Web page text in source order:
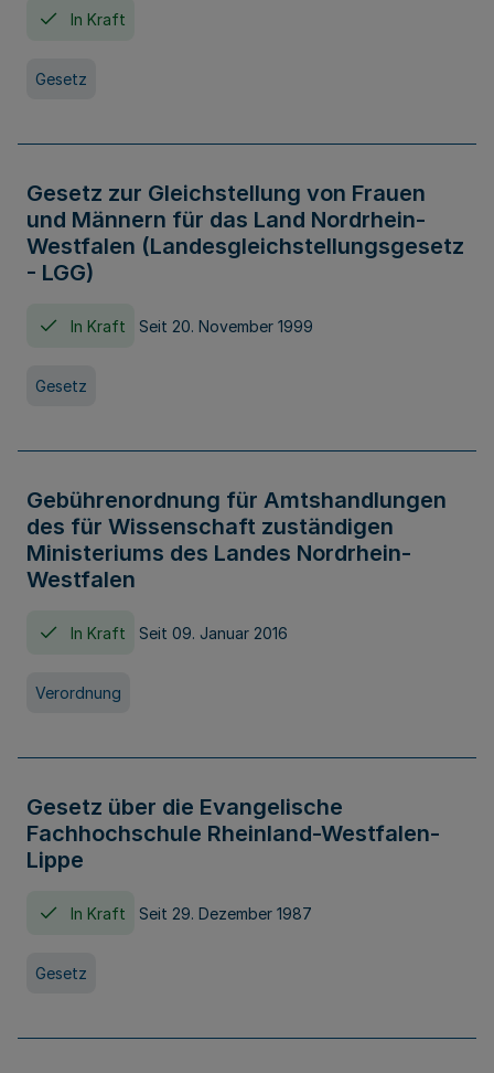
In Kraft
Gesetz
Gesetz zur Gleichstellung von Frauen
und Männern für das Land Nordrhein-
Westfalen (Landesgleichstellungsgesetz
- LGG)
In Kraft Seit 20. November 1999
Gesetz
Gebührenordnung für Amtshandlungen
des für Wissenschaft zuständigen
Ministeriums des Landes Nordrhein-
Westfalen
In Kraft Seit 09. Januar 2016
Verordnung
Gesetz über die Evangelische
Fachhochschule Rheinland-Westfalen-
Lippe
In Kraft Seit 29. Dezember 1987
Gesetz